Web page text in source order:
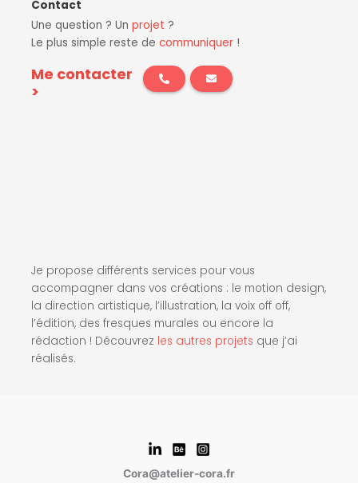
Contact
Une question ? Unprojet ?
Le plus simple reste decommuniquer !
Me contacter
>
Je propose différents services pour vous
accompagner dans vos créations : le motion design,
la direction artistique, l’illustration, la voix off off,
l’édition, des fresques murales ou encore la
rédaction ! Découvrez les autres projets que j’ai
réalisés.
Cora@atelier-cora.fr